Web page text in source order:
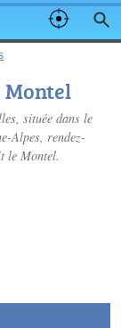
située dans le
Alpes, rendez-
le Montel.